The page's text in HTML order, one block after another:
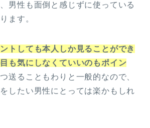
男性も面倒と感じずに使っている
ます。
トしても本人しか見ることができ
も気にしなくていいのもポイン
送ることもわりと一般的なので、
したい男性にとっては楽かもしれ